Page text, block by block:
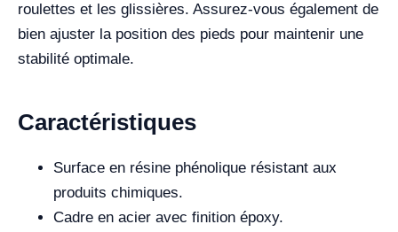
roulettes et les glissières. Assurez-vous également de
bien ajuster la position des pieds pour maintenir une
stabilité optimale.
Caractéristiques
Surface en résine phénolique résistant aux
produits chimiques.
Cadre en acier avec finition époxy.